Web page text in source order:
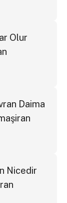
Olur
Daima
Nicedir